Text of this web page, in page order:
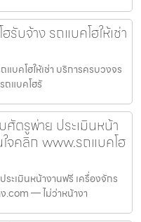
รับจ้าง รถแบคโฮให้เช่า
แบคโฮให้เช่า บริการครบวงจร
ถแบคโฮรั
ตรูพ่าย ประเมินหน้า
จคลิก www.รถแบคโฮ
ะเมินหน้างานฟรี เครื่องจักร
.com — ไม่ว่าหน้างา